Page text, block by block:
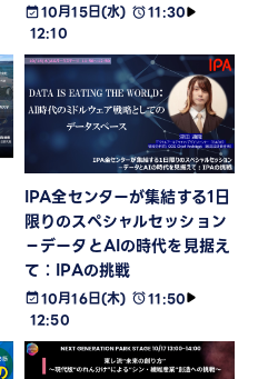
10月15日(水)
11:30
12:10
IPA全センターが集結する1日
限りのスペシャルセッション
－データとAIの時代を見据え
て：IPAの挑戦
10月16日(木)
11:50
12:50